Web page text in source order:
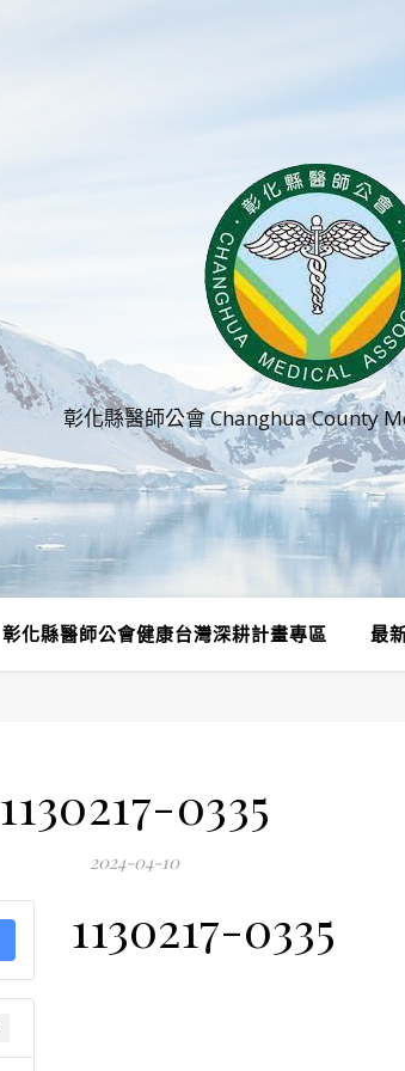
彰化縣醫師公會 Changhua County
彰化縣醫師公會健康台灣深耕計畫專區 最
1130217-0335
2024-04-10
1130217-0335